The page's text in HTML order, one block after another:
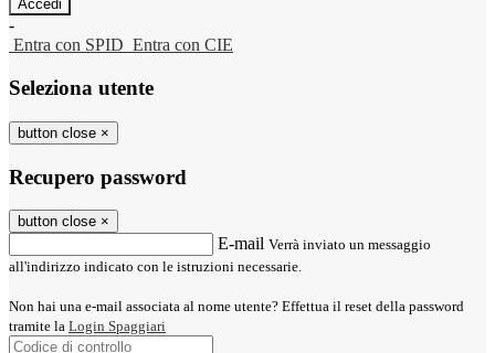
-
Entra con SPID Entra con CIE
Seleziona utente
button close ×
Recupero password
button close ×
E-mail Verrà inviato un messaggio
all'indirizzo indicato con le istruzioni necessarie.
Non hai una e-mail associata al nome utente? Effettua il reset della password
tramite la Login Spaggiari